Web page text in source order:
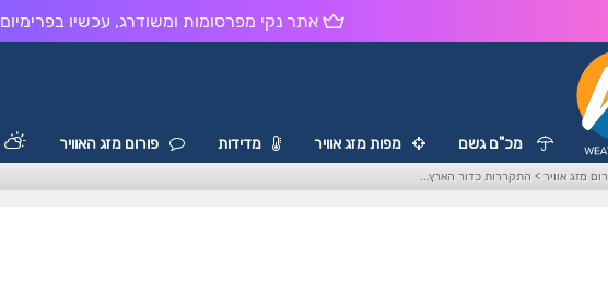
אתר נקי מפרסומות ומשודרג, עכשיו בפרימיום
מכ"ם גשם מפות מזג אוויר מדידות פורום מזג האוויר
מזג אוויר > התקררות כדור הארץ...